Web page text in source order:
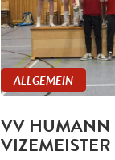
ALLGEMEIN
VV HUMANN
VIZEMEISTER